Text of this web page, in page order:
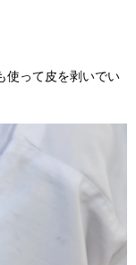
使って皮を剥いでい